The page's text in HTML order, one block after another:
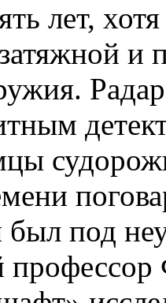
лет,
и
под
профессор